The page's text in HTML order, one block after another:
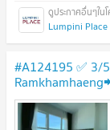
#A124195 ✅ 3/